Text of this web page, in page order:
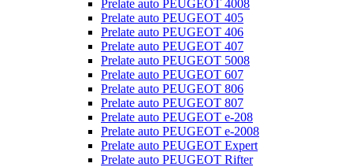
Prelate auto PEUGEOT 4008
Prelate auto PEUGEOT 405
Prelate auto PEUGEOT 406
Prelate auto PEUGEOT 407
Prelate auto PEUGEOT 5008
Prelate auto PEUGEOT 607
Prelate auto PEUGEOT 806
Prelate auto PEUGEOT 807
Prelate auto PEUGEOT e-208
Prelate auto PEUGEOT e-2008
Prelate auto PEUGEOT Expert
Prelate auto PEUGEOT Rifter